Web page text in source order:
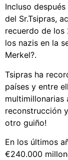
Incluso
del Sr.Tsipras,
recuerdo de
los nazis en la
Merkel?.
Tsipras ha
países y entre
multimillonarias
reconstrucción
otro guiño!
En los últimos
€240.000